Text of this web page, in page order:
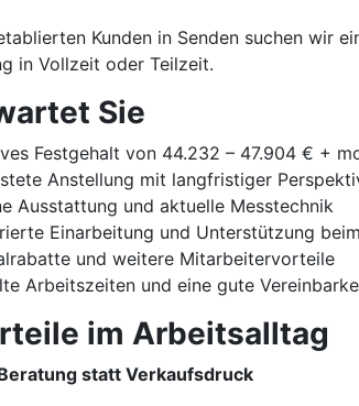
Kunden in Senden suchen wir
in Vollzeit oder Teilzeit.
Sie
Festgehalt von 44.232 – 47.904 € +
Anstellung mit langfristiger
Ausstattung und aktuelle Messtechnik
Einarbeitung und Unterstützung
und weitere Mitarbeitervorteile
Arbeitszeiten und eine gute
im Arbeitsalltag
statt Verkaufsdruck